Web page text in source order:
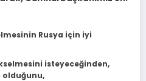
Rusya için iyi
isteyeceğinden,
olduğunu,